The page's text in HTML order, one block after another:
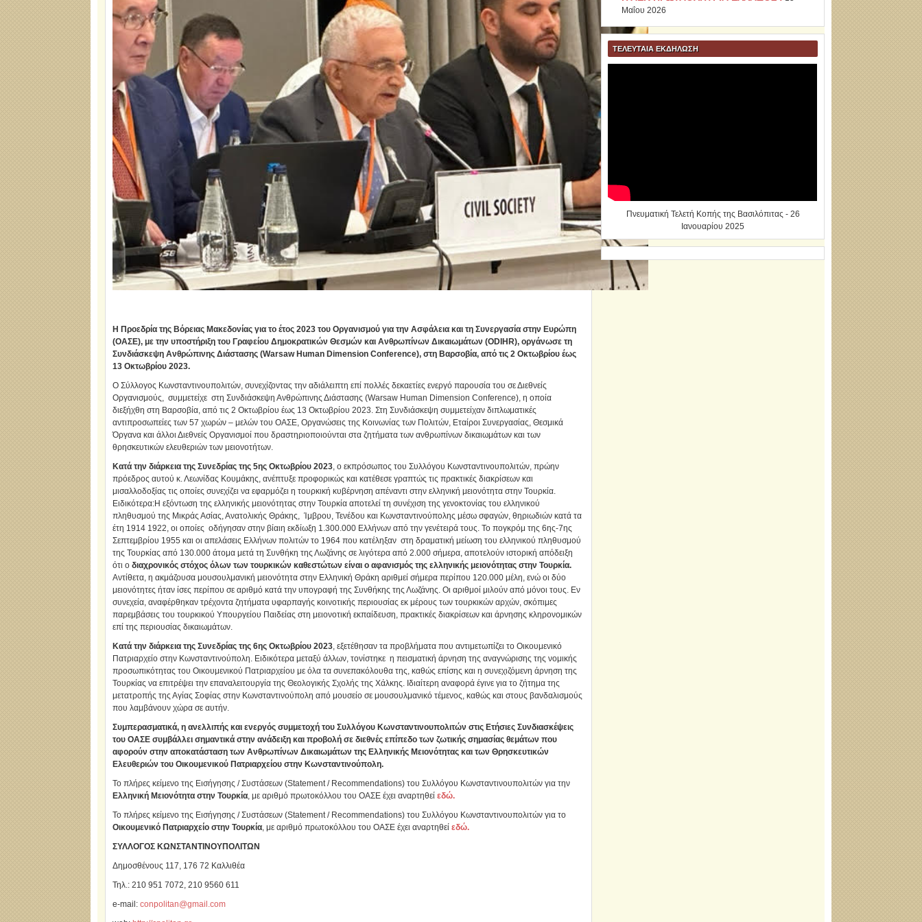
Η Προεδρία της Βόρειας Μακεδονίας για το έτος 2023 του Οργανισμού για την Ασφάλεια και τη Συνεργασία στην Ευρώπη
(ΟΑΣΕ), με την υποστήριξη του Γραφείου Δημοκρατικών Θεσμών και Ανθρωπίνων Δικαιωμάτων (ODIHR), οργάνωσε τη
Συνδιάσκεψη Ανθρώπινης Διάστασης (Warsaw Human Dimension Conference), στη Βαρσοβία, από τις 2 Οκτωβρίου έως
13 Οκτωβρίου 2023.
Ο Σύλλογος Κωνσταντινουπολιτών, συνεχίζοντας την αδιάλειπτη επί πολλές δεκαετίες ενεργό παρουσία του σε Διεθνείς
Οργανισμούς, συμμετείχε στη Συνδιάσκεψη Ανθρώπινης Διάστασης (Warsaw Human Dimension Conference), η οποία
διεξήχθη στη Βαρσοβία, από τις 2 Οκτωβρίου έως 13 Οκτωβρίου 2023. Στη Συνδιάσκεψη συμμετείχαν διπλωματικές
αντιπροσωπείες των 57 χωρών – μελών του ΟΑΣΕ, Οργανώσεις της Κοινωνίας των Πολιτών, Εταίροι Συνεργασίας, Θεσμικά
Όργανα και άλλοι Διεθνείς Οργανισμοί που δραστηριοποιούνται στα ζητήματα των ανθρωπίνων δικαιωμάτων και των
θρησκευτικών ελευθεριών των μειονοτήτων.
Κατά την διάρκεια της Συνεδρίας της 5ης Οκτωβρίου 2023, ο εκπρόσωπος του Συλλόγου Κωνσταντινουπολιτών, πρώην
πρόεδρος αυτού κ. Λεωνίδας Κουμάκης, ανέπτυξε προφορικώς και κατέθεσε γραπτώς τις πρακτικές διακρίσεων και
μισαλλοδοξίας τις οποίες συνεχίζει να εφαρμόζει η τουρκική κυβέρνηση απέναντι στην ελληνική μειονότητα στην Τουρκία.
Ειδικότερα:Η εξόντωση της ελληνικής μειονότητας στην Τουρκία αποτελεί τη συνέχιση της γενοκτονίας του ελληνικού
πληθυσμού της Μικράς Ασίας, Ανατολικής Θράκης, Ίμβρου, Τενέδου και Κωνσταντινούπολης μέσω σφαγών, θηριωδιών κατά τα
έτη 1914 1922, οι οποίες οδήγησαν στην βίαιη εκδίωξη 1.300.000 Ελλήνων από την γενέτειρά τους. Το πογκρόμ της 6ης-7ης
Σεπτεμβρίου 1955 και οι απελάσεις Ελλήνων πολιτών το 1964 που κατέληξαν στη δραματική μείωση του ελληνικού πληθυσμού
της Τουρκίας από 130.000 άτομα μετά τη Συνθήκη της Λωζάνης σε λιγότερα από 2.000 σήμερα, αποτελούν ιστορική απόδειξη
ότι ο διαχρονικός στόχος όλων των τουρκικών καθεστώτων είναι ο αφανισμός της ελληνικής μειονότητας στην Τουρκία.
Αντίθετα, η ακμάζουσα μουσουλμανική μειονότητα στην Ελληνική Θράκη αριθμεί σήμερα περίπου 120.000 μέλη, ενώ οι δύο
μειονότητες ήταν ίσες περίπου σε αριθμό κατά την υπογραφή της Συνθήκης της Λωζάνης. Οι αριθμοί μιλούν από μόνοι τους. Εν
συνεχεία, αναφέρθηκαν τρέχοντα ζητήματα υφαρπαγής κοινοτικής περιουσίας εκ μέρους των τουρκικών αρχών, σκόπιμες
παρεμβάσεις του τουρκικού Υπουργείου Παιδείας στη μειονοτική εκπαίδευση, πρακτικές διακρίσεων και άρνησης κληρονομικών
επί της περιουσίας δικαιωμάτων.
Κατά την διάρκεια της Συνεδρίας της 6ης Οκτωβρίου 2023, εξετέθησαν τα προβλήματα που αντιμετωπίζει το Οικουμενικό
Πατριαρχείο στην Κωνσταντινούπολη. Ειδικότερα μεταξύ άλλων, τονίστηκε η πεισματική άρνηση της αναγνώρισης της νομικής
προσωπικότητας του Οικουμενικού Πατριαρχείου με όλα τα συνεπακόλουθα της, καθώς επίσης και η συνεχιζόμενη άρνηση της
Τουρκίας να επιτρέψει την επαναλειτουργία της Θεολογικής Σχολής της Χάλκης. Ιδιαίτερη αναφορά έγινε για το ζήτημα της
μετατροπής της Αγίας Σοφίας στην Κωνσταντινούπολη από μουσείο σε μουσουλμανικό τέμενος, καθώς και στους βανδαλισμούς
που λαμβάνουν χώρα σε αυτήν.
Συμπερασματικά, η ανελλιπής και ενεργός συμμετοχή του Συλλόγου Κωνσταντινουπολιτών στις Ετήσιες Συνδιασκέψεις
του ΟΑΣΕ συμβάλλει σημαντικά στην ανάδειξη και προβολή σε διεθνές επίπεδο των ζωτικής σημασίας θεμάτων που
αφορούν στην αποκατάσταση των Ανθρωπίνων Δικαιωμάτων της Ελληνικής Μειονότητας και των Θρησκευτικών
Ελευθεριών του Οικουμενικού Πατριαρχείου στην Κωνσταντινούπολη.
Το πλήρες κείμενο της Εισήγησης / Συστάσεων (Statement / Recommendations) του Συλλόγου Κωνσταντινουπολιτών για την
Ελληνική Μειονότητα στην Τουρκία, με αριθμό πρωτοκόλλου του ΟΑΣΕ έχει αναρτηθεί εδώ.
Το πλήρες κείμενο της Εισήγησης / Συστάσεων (Statement / Recommendations) του Συλλόγου Κωνσταντινουπολιτών για το
Οικουμενικό Πατριαρχείο στην Τουρκία, με αριθμό πρωτοκόλλου του ΟΑΣΕ έχει αναρτηθεί εδώ.
ΣΥΛΛΟΓΟΣ ΚΩΝΣΤΑΝΤΙΝΟΥΠΟΛΙΤΩΝ
Δημοσθένους 117, 176 72 Καλλιθέα
Τηλ.: 210 951 7072, 210 9560 611
e-mail: conpolitan@gmail.com
Μαΐου 2026
ΤΕΛΕΥΤΑΙΑ ΕΚΔΗΛΩΣΗ
Πνευματική Τελετή Κοπής της Βασιλόπιτας - 26
Ιανουαρίου 2025